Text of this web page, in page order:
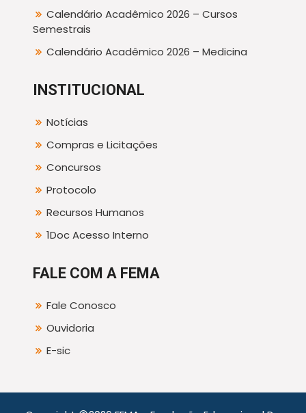
Calendário Acadêmico 2026 – Cursos
Semestrais
Calendário Acadêmico 2026 – Medicina
INSTITUCIONAL
Notícias
Compras e Licitações
Concursos
Protocolo
Recursos Humanos
1Doc Acesso Interno
FALE COM A FEMA
Fale Conosco
Ouvidoria
E-sic